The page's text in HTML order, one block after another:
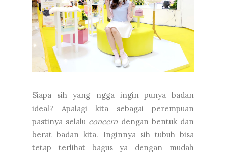
Siapa sih yang ngga ingin punya badan
ideal? Apalagi kita sebagai perempuan
pastinya selalu concern dengan bentuk dan
berat badan kita. Inginnya sih tubuh bisa
tetap terlihat bagus ya dengan mudah